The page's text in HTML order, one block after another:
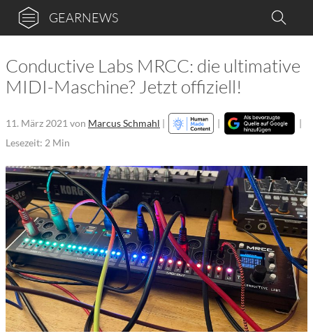
GEARNEWS
Conductive Labs MRCC: die ultimative
MIDI-Maschine? Jetzt offiziell!
11. März 2021 von Marcus Schmahl | |
|
Lesezeit: 2 Min